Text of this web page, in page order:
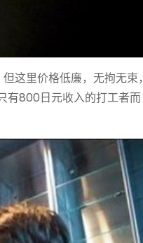
这里价格低廉，无拘无束，
有800日元收入的打工者而